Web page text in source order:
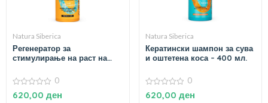
Natura Siberica
Регенератор за
стимулирање на раст на
мл.
0
од
0
620,00 ден
Natura Siberica
Кератински шампон за сува
и оштетена коса – 400 мл.
0
од
0
620,00 ден